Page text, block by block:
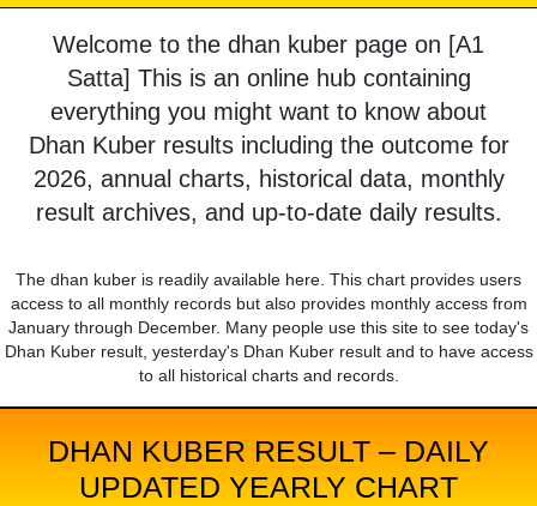
Welcome to the dhan kuber page on [A1
Satta] This is an online hub containing
everything you might want to know about
Dhan Kuber results including the outcome for
2026, annual charts, historical data, monthly
result archives, and up-to-date daily results.
The dhan kuber is readily available here. This chart provides users
access to all monthly records but also provides monthly access from
January through December. Many people use this site to see today's
Dhan Kuber result, yesterday's Dhan Kuber result and to have access
to all historical charts and records.
DHAN KUBER RESULT – DAILY
UPDATED YEARLY CHART